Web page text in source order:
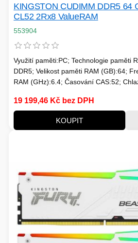
KINGSTON CUDIMM DDR5 64
CL52 2Rx8 ValueRAM
553904
Využití paměti:PC; Technologie paměti
DDR5; Velikost paměti RAM (GB):64;
RAM (GHz):6.4; Časování CAS:52;
19 199,46 Kč bez DPH
KOUPIT